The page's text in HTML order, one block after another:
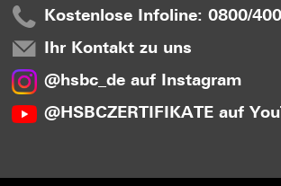
Kostenlose Infoline: 0800/
Ihr Kontakt zu uns
@hsbc_de auf Instagram
@HSBCZERTIFIKATE auf